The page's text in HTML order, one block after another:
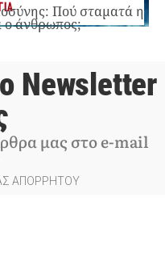
Πού σταματά η
ο άνθρωπος;
Newsletter
μας στο e-mail
ΑΠΟΡΡΗΤΟΥ